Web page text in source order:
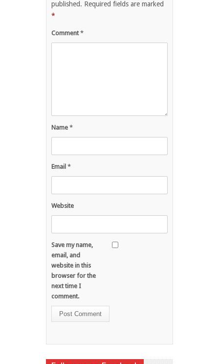
published. Required fields are marked
*
Comment*
Name *
Email *
Website
Save my name,
email, and
website in this
browser for the
next time I
comment.